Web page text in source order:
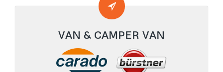
VAN & CAMPER VAN